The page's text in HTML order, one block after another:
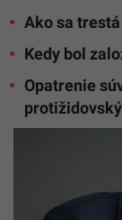
Ako sa
Kedy bol
Opatrenie